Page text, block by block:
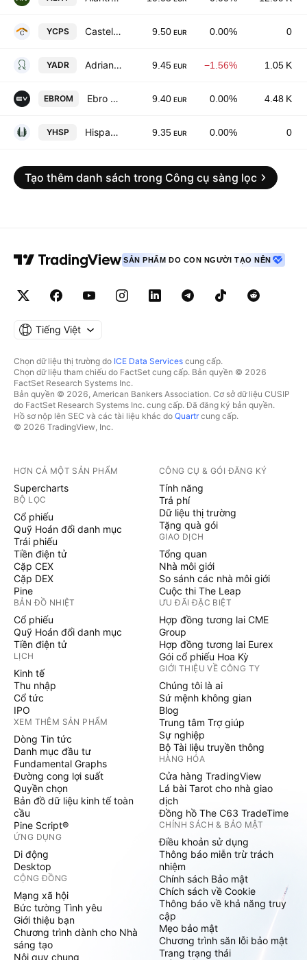
YCPS Castellana Properties Socimi SA 9.50 EUR 0.00% 0
YADR Adriano Care SOCIMI SA 9.45 EUR −1.56% 1.05 K
EBROM Ebro EV Motors SA 9.40 EUR 0.00% 4.48 K
YHSP Hispanotels Inversiones SOCIMI SA 9.35 EUR 0.00% 0
Tạo thêm danh sách trong Công cụ sàng lọc
SẢN PHẨM DO CON NGƯỜI TẠO NÊN
Tiếng Việt
Chọn dữ liệu thị trường do ICE Data Services cung cấp.
Chọn dữ liệu tham chiếu do FactSet cung cấp. Bản quyền © 2026
FactSet Research Systems Inc.
Bản quyền © 2026, American Bankers Association. Cơ sở dữ liệu CUSIP
do FactSet Research Systems Inc. cung cấp. Đã đăng ký bản quyền.
Hồ sơ nộp lên SEC và các tài liệu khác do Quartrcung cấp.
© 2026 TradingView, Inc.
HƠN CẢ MỘT SẢN PHẨM
Supercharts
BỘ LỌC
Cổ phiếu
Quỹ Hoán đổi danh mục
Trái phiếu
Tiền điện tử
Cặp CEX
Cặp DEX
Pine
BẢN ĐỒ NHIỆT
Cổ phiếu
Quỹ Hoán đổi danh mục
Tiền điện tử
LỊCH
Kinh tế
Thu nhập
Cổ tức
IPO
XEM THÊM SẢN PHẨM
Dòng Tin tức
Danh mục đầu tư
Fundamental Graphs
Đường cong lợi suất
Quyền chọn
Bản đồ dữ liệu kinh tế toàn
cầu
Pine Script®
ỨNG DỤNG
Di động
Desktop
CỘNG ĐỒNG
Mạng xã hội
Bức tường Tình yêu
Giới thiệu bạn
Chương trình dành cho Nhà
sáng tạo
Nội quy chung
CÔNG CỤ & GÓI ĐĂNG KÝ
Tính năng
Trả phí
Dữ liệu thị trường
Tặng quà gói
GIAO DỊCH
Tổng quan
Nhà môi giới
So sánh các nhà môi giới
Cuộc thi The Leap
ƯU ĐÃI ĐẶC BIỆT
Hợp đồng tương lai CME
Group
Hợp đồng tương lai Eurex
Gói cổ phiếu Hoa Kỳ
GIỚI THIỆU VỀ CÔNG TY
Chúng tôi là ai
Sứ mệnh không gian
Blog
Trung tâm Trợ giúp
Sự nghiệp
Bộ Tài liệu truyền thông
HÀNG HÓA
Cửa hàng TradingView
Lá bài Tarot cho nhà giao
dịch
Đồng hồ The C63 TradeTime
CHÍNH SÁCH & BẢO MẬT
Điều khoản sử dụng
Thông báo miễn trừ trách
nhiệm
Chính sách Bảo mật
Chích sách về Cookie
Thông báo về khả năng truy
cập
Mẹo bảo mật
Chương trình săn lỗi bảo mật
Trang trạng thái